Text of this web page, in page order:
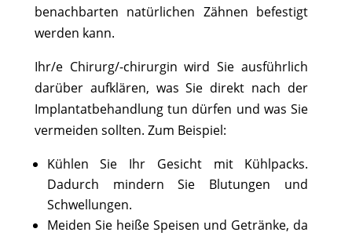
benachbarten natürlichen Zähnen befestigt
werden kann.
Ihr/e Chirurg/-chirurgin wird Sie ausführlich
darüber aufklären, was Sie direkt nach der
Implantatbehandlung tun dürfen und was Sie
vermeiden sollten. Zum Beispiel:
Kühlen Sie Ihr Gesicht mit Kühlpacks.
Dadurch mindern Sie Blutungen und
Schwellungen.
Meiden Sie heiße Speisen und Getränke, da